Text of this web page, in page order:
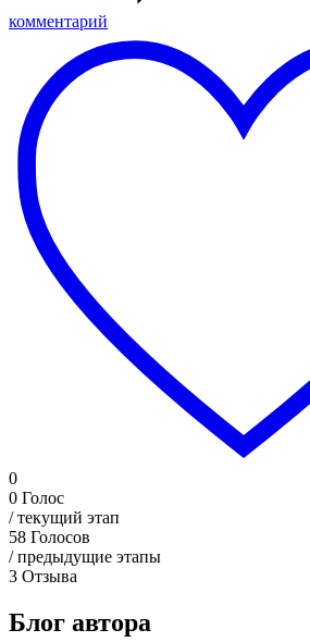
комментарий
0
0 Голос
/ текущий этап
58 Голосов
/ предыдущие этапы
3 Отзыва
Блог автора